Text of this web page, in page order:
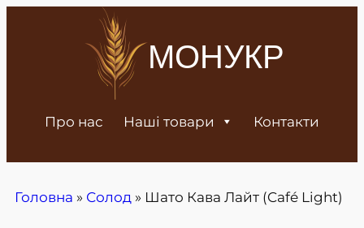
МОНУКР
Про нас Наші товари Контакти
Головна » Солод » Шато Кава Лайт (Café Light)